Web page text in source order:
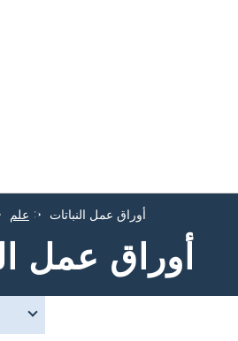
علم أوراق عمل النباتات
أوراق عمل